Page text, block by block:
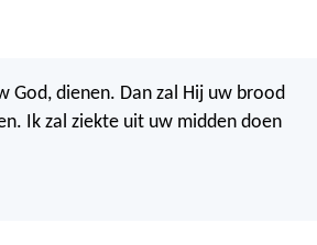
God, dienen. Dan zal Hij uw brood
Ik zal ziekte uit uw midden doen